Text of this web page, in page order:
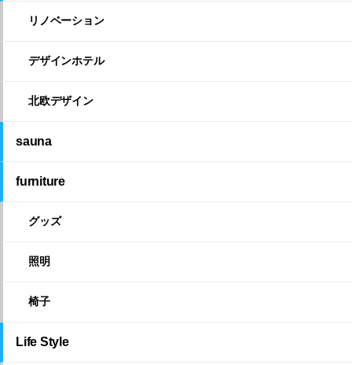
リノベーション
デザインホテル
北欧デザイン
sauna
furniture
グッズ
照明
椅子
Life Style